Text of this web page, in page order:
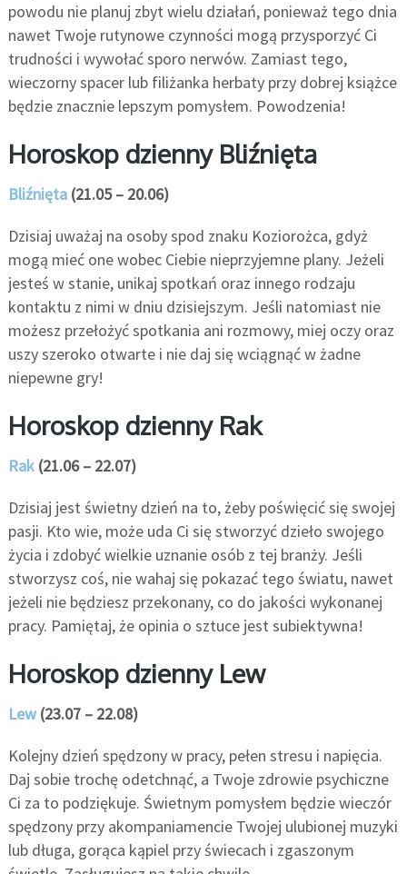
powodu nie planuj zbyt wielu działań, ponieważ tego dnia
nawet Twoje rutynowe czynności mogą przysporzyć Ci
trudności i wywołać sporo nerwów. Zamiast tego,
wieczorny spacer lub filiżanka herbaty przy dobrej książce
będzie znacznie lepszym pomysłem. Powodzenia!
Horoskop dzienny Bliźnięta
Bliźnięta(21.05 – 20.06)
Dzisiaj uważaj na osoby spod znaku Koziorożca, gdyż
mogą mieć one wobec Ciebie nieprzyjemne plany. Jeżeli
jesteś w stanie, unikaj spotkań oraz innego rodzaju
kontaktu z nimi w dniu dzisiejszym. Jeśli natomiast nie
możesz przełożyć spotkania ani rozmowy, miej oczy oraz
uszy szeroko otwarte i nie daj się wciągnąć w żadne
niepewne gry!
Horoskop dzienny Rak
Rak(21.06 – 22.07)
Dzisiaj jest świetny dzień na to, żeby poświęcić się swojej
pasji. Kto wie, może uda Ci się stworzyć dzieło swojego
życia i zdobyć wielkie uznanie osób z tej branży. Jeśli
stworzysz coś, nie wahaj się pokazać tego światu, nawet
jeżeli nie będziesz przekonany, co do jakości wykonanej
pracy. Pamiętaj, że opinia o sztuce jest subiektywna!
Horoskop dzienny Lew
Lew(23.07 – 22.08)
Kolejny dzień spędzony w pracy, pełen stresu i napięcia.
Daj sobie trochę odetchnąć, a Twoje zdrowie psychiczne
Ci za to podziękuje. Świetnym pomysłem będzie wieczór
spędzony przy akompaniamencie Twojej ulubionej muzyki
lub długa, gorąca kąpiel przy świecach i zgaszonym